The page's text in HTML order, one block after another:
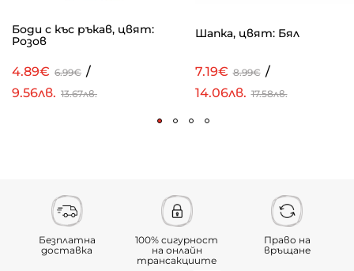
Боди с къс ръкав, цвят:
Розов
4.89€ 6.99€ /
9.56лв. 13.67лв.
Шапка, цвят: Бял
7.19€ 8.99€ /
14.06лв. 17.58лв.
Безплатна
доставка
100% сигурност
на онлайн
трансакциите
Право на
връщане